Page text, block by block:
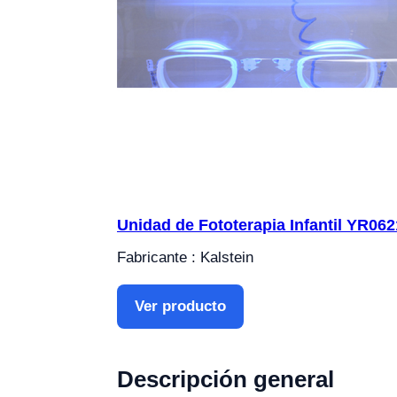
Unidad de Fototerapia Infantil
Fabricante : Kalstein
Ver producto
Descripción general